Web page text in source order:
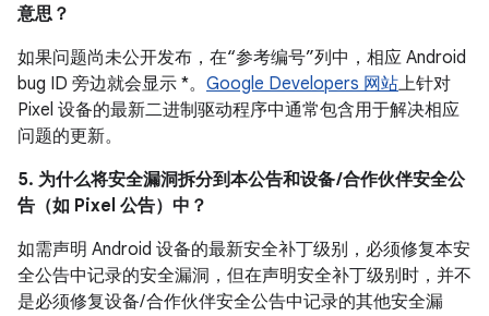
意思？
如果问题尚未公开发布，在“参考编号”列中，相应 Android
bug ID 旁边就会显示 *。 Google Developers 网站上针对
Pixel 设备的最新二进制驱动程序中通常包含用于解决相应
问题的更新。
5. 为什么将安全漏洞拆分到本公告和设备 /合作伙伴安全公
告（如 Pixel 公告）中？
如需声明 Android 设备的最新安全补丁级别，必须修复本安
全公告中记录的安全漏洞，但在声明安全补丁级别时，并不
是必须修复设备/ 合作伙伴安全公告中记录的其他安全漏